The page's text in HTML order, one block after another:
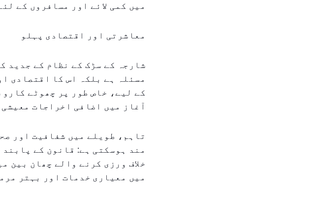
میں کمی لائے اور مسافروں کے
معاشرتی اور اقتصادی پہلو
شارجہ کے سڑک کے نظام کے جدید
مسئلہ ہے بلکہ اس کا اقتصادی
کے لیے، خاص طور پر چھوٹے
آغاز میں اضافی اخراجات معیشی
تاہم، طویلے میں شفافیت اور
مند ہوسکتی ہے: قانون کے
خلاف ورزی کرنے والے چھان بین
میں معیاری خدمات اور بہتر